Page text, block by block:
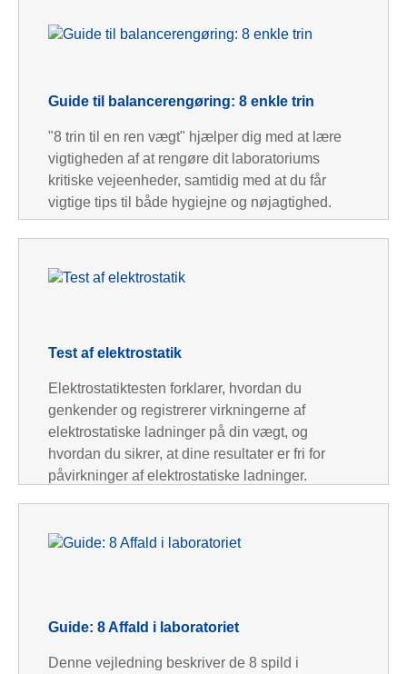
Guide til balancerengøring: 8 enkle trin
"8 trin til en ren vægt" hjælper dig med at lære
vigtigheden af at rengøre dit laboratoriums
kritiske vejeenheder, samtidig med at du får
vigtige tips til både hygiejne og nøjagtighed.
Test af elektrostatik
Elektrostatiktesten forklarer, hvordan du
genkender og registrerer virkningerne af
elektrostatiske ladninger på din vægt, og
hvordan du sikrer, at dine resultater er fri for
påvirkninger af elektrostatiske ladninger.
Guide: 8 Affald i laboratoriet
Denne vejledning beskriver de 8 spild i